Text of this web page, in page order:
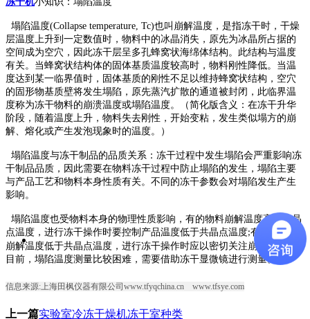
塌陷温度(Collapse temperature, Tc)也叫崩解温度，是指冻干时，干燥
层温度上升到一定数值时，物料中的冰晶消失，原先为冰晶所占据的
空间成为空穴，因此冻干层呈多孔蜂窝状海绵体结构。此结构与温度
有关。当蜂窝状结构体的固体基质温度较高时， 物料刚性降低。当温
度达到某一临界值时，固体基质的刚性不足以维持蜂窝状结构，空穴
的固形物基质壁将发生塌陷，原先蒸汽扩散的通道被封闭，此临界温
度称为冻干物料的崩溃温度或塌陷温度。
（简化版含义： 在冻干升华
阶段，随着温度上升， 物料失去刚性，开始变粘，发生类似塌方的崩
解、熔化或产生发泡现象时的温度。）
塌陷温度与冻干制品的品质关系： 冻干过程中发生塌陷会严重影响冻
干制品品质，因此需要在物料冻干过程中防止塌陷的发生，塌陷主要
与产品工艺和物料本身性质有关。不同的冻干参数会对塌陷发生产生
影响 。
塌陷温度也受物料本身的物理性质影响，有的物料崩解温度高于共晶
点温度，进行冻干操作时要控制产品温度低于共晶点温度;有的物料的
崩解温度低于共晶点温度，进行冻干操作时应以密切关注崩解温度。
目前，塌陷温度测量比较困难，需要借助冻干显微镜进行测量。
信息来源:上海田枫仪器有限公司www.tfyqchina.cn www.tfsye.com
上一篇实验室冷冻干燥机冻干室种类